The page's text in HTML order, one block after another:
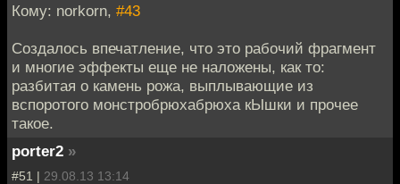
Кому: norkorn, #43
Создалось впечатление, что это рабочий фрагмент
и многие эффекты еще не наложены, как то:
разбитая о камень рожа, выплывающие из
вспоротого монстробрюхабрюха кЫшки и прочее
такое.
porter2 »
#51 | 29.08.13 13:14